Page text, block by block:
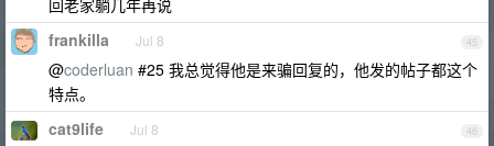
回老家躺几年再说
45
frankilla Jul 8
@coderluan #25 我总觉得他是来骗回复的，他发的帖子都这个
特点。
46
cat9life Jul 8